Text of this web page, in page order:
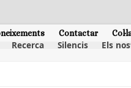
Contactar
Recerca Silencis Els